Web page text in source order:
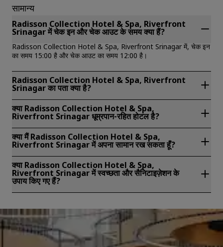
सामान्य
Radisson Collection Hotel & Spa, Riverfront
Srinagar में चेक इन और चेक आउट के समय क्या हैं?
Radisson Collection Hotel & Spa, Riverfront Srinagar में, चेक इन
का समय 15:00 है और चेक आउट का समय 12:00 है।
Radisson Collection Hotel & Spa, Riverfront
Srinagar का पता क्या है?
Radisson Collection Hotel & Spa, Riverfront Srinagar यहाँ
Rajbagh, Jhelum Bund, Near Silk Factory Road, श्रीनगर, भारत में
स्थित है।
क्या Radisson Collection Hotel & Spa,
Riverfront Srinagar धूम्रपान-रहित होटल है?
हाँ, Radisson Collection Hotel & Spa, Riverfront Srinagar एक
स्मोक-फ्री होटल है।
क्या मैं Radisson Collection Hotel & Spa,
Riverfront Srinagar में अपना सामान रख सकता हूँ?
हाँ, Radisson Collection Hotel & Spa, Riverfront Srinagar में बैगेज
को स्टोर करने की व्यवस्था है।
क्या Radisson Collection Hotel & Spa,
Riverfront Srinagar में स्वच्छता और सैनिटाइज़ेशन के
उपाय किए गए हैं?
से और जानकारी प्राप्त करें:
https://www.radissonhotels.com/en-
us/social-responsibility/health-safety